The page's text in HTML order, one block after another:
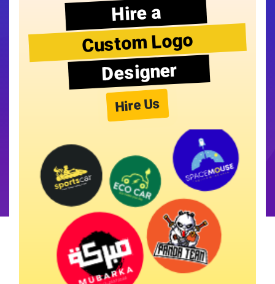
Hire a
Custom Logo
Designer
Hire Us